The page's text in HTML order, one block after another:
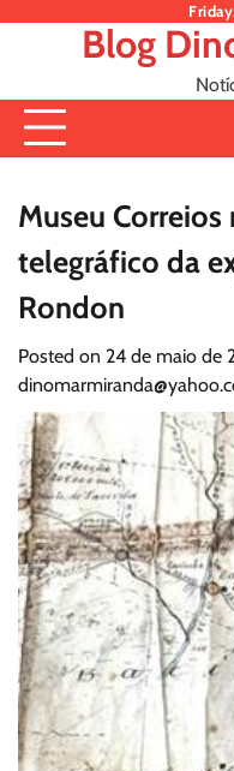
Blog
Museu
telegráfico da
Rondon
Posted on 24 de maio de